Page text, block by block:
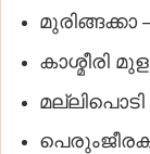
മുരിങ്ങക്കാ
കാശ്മീരി